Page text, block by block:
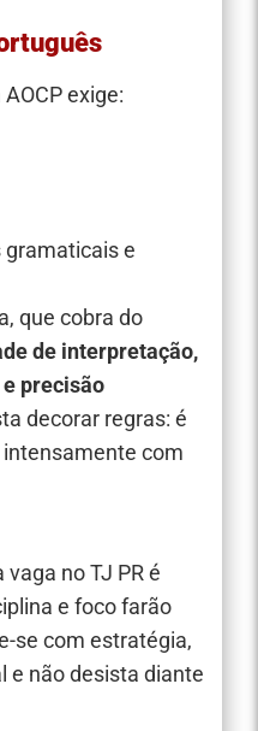
exige:
gramaticais e
que cobra do
de interpretação,
precisão
decorar regras: é
com
no TJ PR é
e foco farão
se com estratégia,
e não desista diante